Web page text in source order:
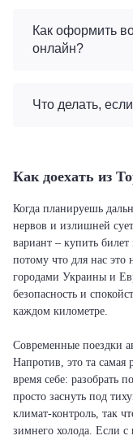
Как оформить
онлайн?
Что делать,
Как доехать из
Когда планируешь
нервов и излишней
вариант – купить
потому что для нас это
городами Украины и
безопасность и
каждом километре.
Современные поездки
Напротив, это та самая
время себе: разобрать
просто заснуть под
климат-контроль, так
зимнего холода. Если